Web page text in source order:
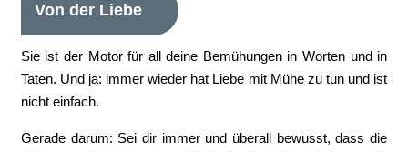
Von der Liebe
Sie ist der Motor für all deine Bemühungen in Worten und in
Taten. Und ja: immer wieder hat Liebe mit Mühe zu tun und ist
nicht einfach.
Gerade darum: Sei dir immer und überall bewusst, dass die